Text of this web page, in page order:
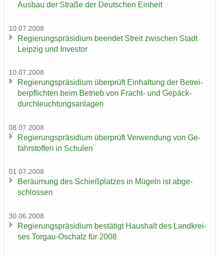
Aus­bau der Stra­ße der Deut­schen Ein­heit
10.07.2008
Re­gie­rungs­prä­si­di­um be­en­det Streit zwi­schen Stadt
Leip­zig und In­ves­tor
10.07.2008
Re­gie­rungs­prä­si­di­um über­prüft Ein­hal­tung der Be­trei­
ber­pflich­ten beim Be­trieb von Fracht-​ und Ge­päck­
durch­leuch­tungs­an­la­gen
08.07.2008
Re­gie­rungs­prä­si­di­um über­prüft Ver­wen­dung von Ge­
fahr­stof­fen in Schu­len
01.07.2008
Be­räu­mung des Schieß­plat­zes in Mü­geln ist ab­ge­
schlos­sen
30.06.2008
Re­gie­rungs­prä­si­di­um be­stä­tigt Haus­halt des Land­krei­
ses Torgau-​Oschatz für 2008